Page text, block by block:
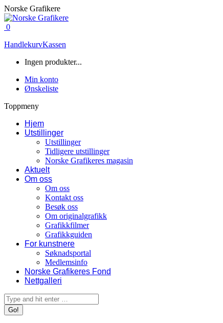
Skip
to
content
Norske Grafikere
0
HandlekurvKassen
Ingen produkter...
Min konto
Ønskeliste
Toppmeny
Hjem
Utstillinger
Utstillinger
Tidligere utstillinger
Norske Grafikeres magasin
Aktuelt
Om oss
Om oss
Kontakt oss
Besøk oss
Om originalgrafikk
Grafikkfilmer
Grafikkguiden
For kunstnere
Søknadsportal
Medlemsinfo
Norske Grafikeres Fond
Nettgalleri
Search: